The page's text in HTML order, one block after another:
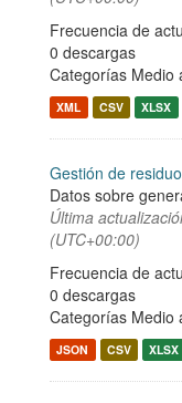
Frecuencia de
0 descargas
Categorías Medio
XML CSV XLSX
Gestión de
Datos sobre
Última
(UTC+00:00)
Frecuencia de
0 descargas
Categorías Medio
JSON CSV XLSX